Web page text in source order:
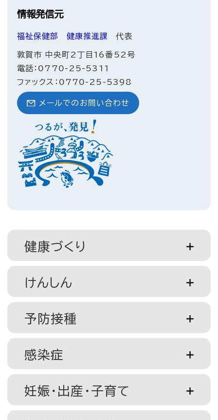
情報発信元
福祉保健部 健康推進課 代表
敦賀市 中央町2丁目16番52号
電話：0770-25-5311
ファックス：0770-25-5398
メールでのお問い合わせ
健康づくり
けんしん
予防接種
感染症
妊娠・出産・子育て